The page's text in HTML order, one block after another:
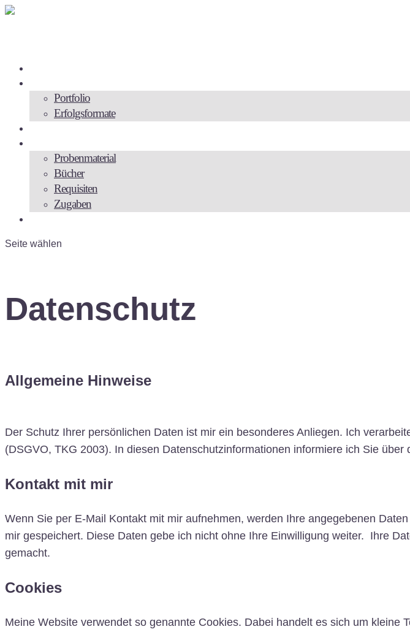
Portfolio
Erfolgsformate
Probenmaterial
Bücher
Requisiten
Zugaben
Seite wählen
Datenschutz
Allgemeine Hinweise
Der Schutz Ihrer persönlichen Daten ist mir ein besonderes Anliegen. Ich
(DSGVO, TKG 2003). In diesen Datenschutzinformationen informiere ich Sie
Kontakt mit mir
Wenn Sie per E-Mail Kontakt mit mir aufnehmen, werden Ihre angegebenen
mir gespeichert. Diese Daten gebe ich nicht ohne Ihre Einwilligung weiter. Ihre
gemacht.
Cookies
Meine Website verwendet so genannte Cookies. Dabei handelt es sich um